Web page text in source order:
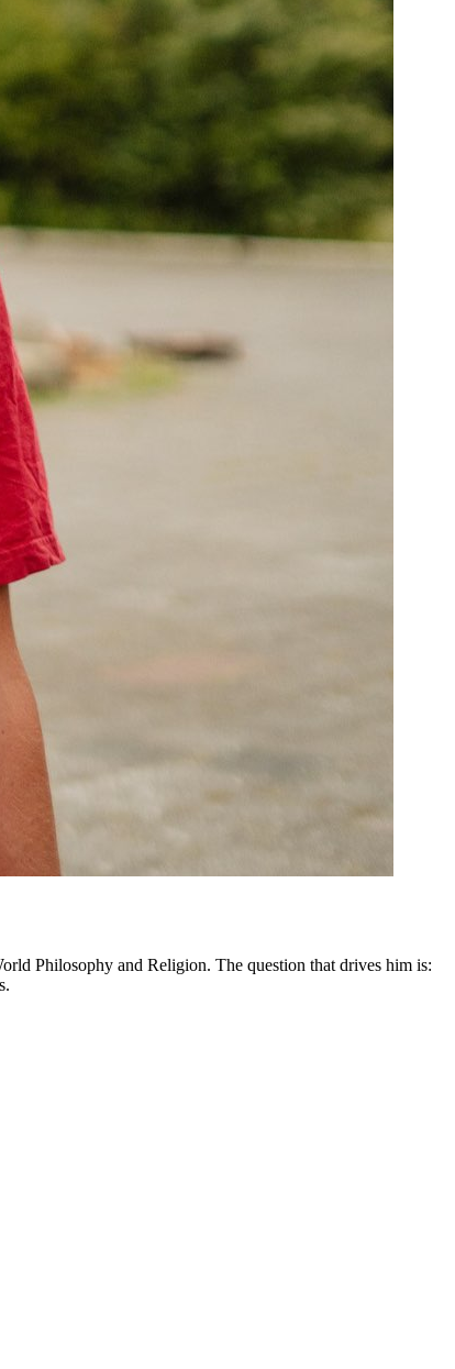
Philosophy and Religion. The question that drives him is: